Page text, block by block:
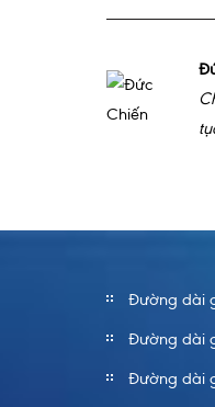
Đường dài
Đường dài
Đường dài